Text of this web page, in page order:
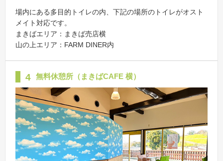
場内にある多目的トイレの内、下記の場所のトイレがオスト
メイト対応です。
まきばエリア：まきば売店横
山の上エリア：FARM DINER内
4 無料休憩所（まきばCAFE 横）